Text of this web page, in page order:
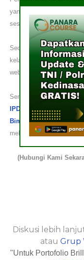
yang terlewat, pihak
sesuai jadwal dan
Sedangkan untuk
kelas, melalui pesan
website
Brillo Course.
Semoga informasi
IPDN
Gorontalo
ini
Bimbel POLRI
meluangkan waktu Anda.
(Hubungi Kami
Diskusi lebih
atau Grup
"Untuk Portofolio